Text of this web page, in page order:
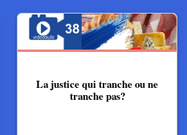
La justice qui tranche ou ne
tranche pas?